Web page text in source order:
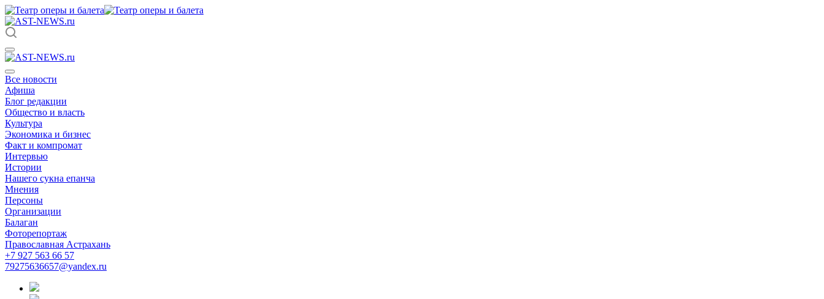
Все новости
Афиша
Блог редакции
Общество и власть
Культура
Экономика и бизнес
Факт и компромат
Интервью
Истории
Нашего сукна епанча
Мнения
Персоны
Организации
Балаган
Фоторепортаж
Православная Астрахань
+7 927 563 66 57
79275636657@yandex.ru